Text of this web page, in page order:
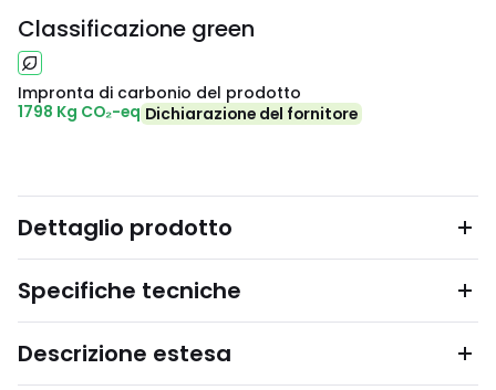
Classificazione green
Impronta di carbonio del prodotto
1798 Kg CO₂-eq Dichiarazione del fornitore
Dettaglio prodotto
Specifiche tecniche
Descrizione estesa